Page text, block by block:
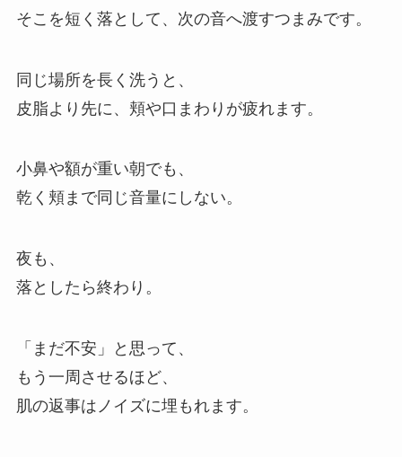
そこを短く落として、次の音へ渡すつまみです。
同じ場所を長く洗うと、
皮脂より先に、頬や口まわりが疲れます。
小鼻や額が重い朝でも、
乾く頬まで同じ音量にしない。
夜も、
落としたら終わり。
「まだ不安」と思って、
もう一周させるほど、
肌の返事はノイズに埋もれます。